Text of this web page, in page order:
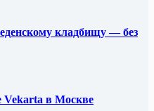
кладбищу — без
Vekarta в Москве